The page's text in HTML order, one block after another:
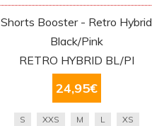
Shorts Booster - Retro Hybrid
Black/Pink
RETRO HYBRID BL/PI
24,95€
S XXS M L XS